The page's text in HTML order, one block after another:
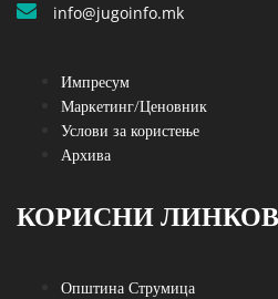
info@jugoinfo.mk
Импресум
Маркетинг/Ценовник
Услови за користење
Архива
КОРИСНИ
Општина Струмица